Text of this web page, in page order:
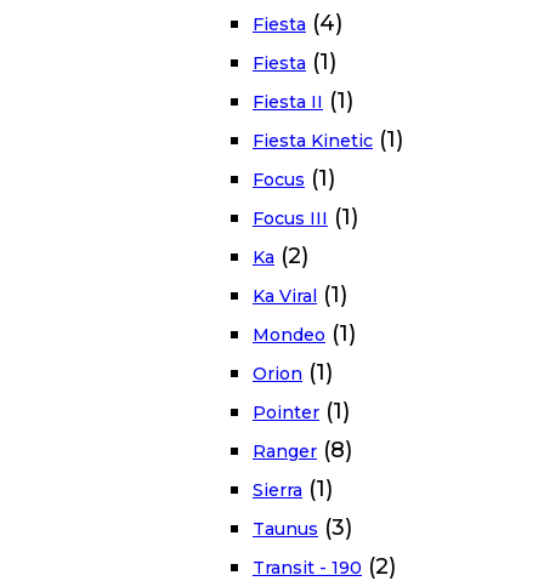
Fiesta (4)
Fiesta (1)
Fiesta II (1)
Fiesta Kinetic (1)
Focus (1)
Focus III (1)
Ka (2)
Ka Viral (1)
Mondeo (1)
Orion (1)
Pointer (1)
Ranger (8)
Sierra (1)
Taunus (3)
Transit - 190 (2)